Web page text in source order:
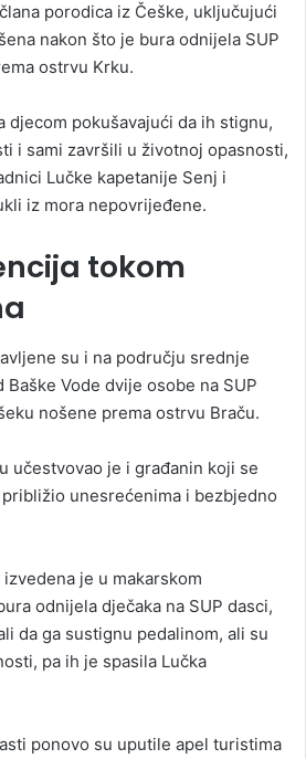
porodica iz Češke, uključujući
nakon što je bura odnijela SUP
ostrvu Krku.
djecom pokušavajući da ih stignu,
i sami završili u životnoj opasnosti,
Lučke kapetanije Senj i
iz mora nepovrijeđene.
tokom
su i na području srednje
Baške Vode dvije osobe na SUP
nošene prema ostrvu Braču.
učestvovao je i građanin koji se
unesrećenima i bezbjedno
je u makarskom
odnijela dječaka na SUP dasci,
da ga sustignu pedalinom, ali su
pa ih je spasila Lučka
ponovo su uputile apel turistima